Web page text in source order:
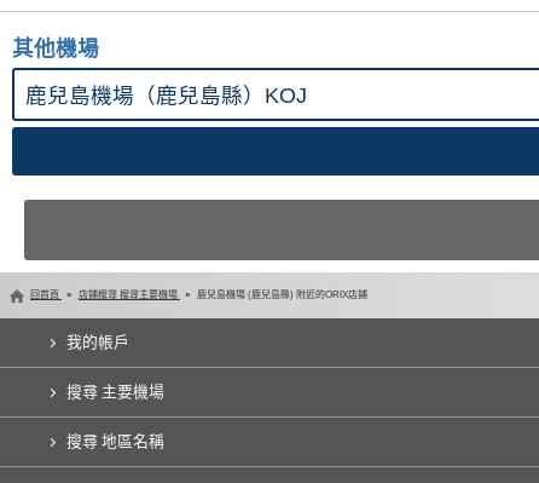
其他機場
回首頁 店鋪搜尋 搜尋主要機場 鹿兒島機場 (鹿兒島縣) 附近的ORIX店鋪
我的帳戶
搜尋 主要機場
搜尋 地區名稱